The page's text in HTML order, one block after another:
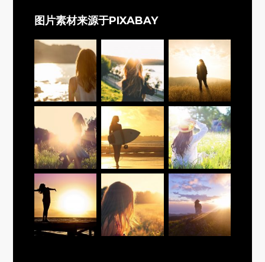
图片素材来源于PIXABAY